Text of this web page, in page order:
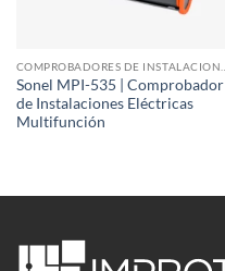
Sonel MPI-535 | Comprobador
de Instalaciones Eléctricas
Multifunción